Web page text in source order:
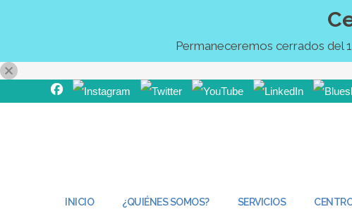
INICIO ¿QUIÉNES SOMOS? SERVICIOS
Permaneceremos cerrados del